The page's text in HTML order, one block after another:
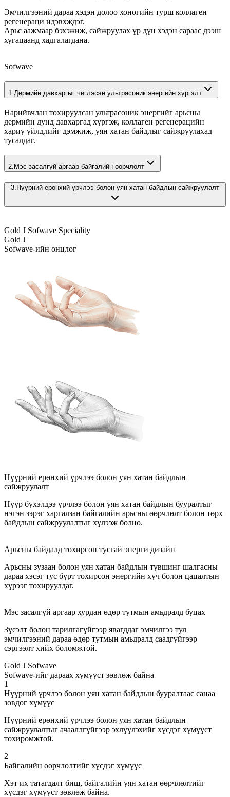
Эмчилгээний дараа хэдэн долоо хоногийн турш коллаген
регенераци идэвхждэг.
Арьс аажмаар бэхэжиж, сайжруулах үр дүн хэдэн сараас дээш
хугацаанд хадгалагдана.
Sofwave
1.Дермийн давхаргыг чиглэсэн ультрасоник энергийн хүргэлт
Нарийвчлан тохируулсан ультрасоник энергийг арьсны
дермийн дунд давхаргад хүргэж, коллаген регенерацийн
хариу үйлдлийг дэмжиж, уян хатан байдлыг сайжруулахад
тусалдаг.
2. Мэс засалгүй аргаар байгалийн өөрчлөлт
3. Нүүрний ерөнхий үрчлээ болон уян хатан байдлын сайжруулалт
Gold J Sofwave Speciality
Gold J
Sofwave-ийн онцлог
Нүүрний ерөнхий үрчлээ болон уян хатан байдлын
сайжруулалт
Нүүр бүхэлдээ үрчлээ болон уян хатан байдлын бууралтыг
нэгэн зэрэг харгалзан байгалийн арьсны өөрчлөлт болон төрх
байдлын сайжруулалтыг хүлээж болно.
Арьсны байдалд тохирсон тусгай энерги дизайн
Арьсны зузаан болон уян хатан байдлын түвшинг шалгасны
дараа хэсэг тус бүрт тохирсон энергийн хүч болон цацалтын
хүрээг тохируулдаг.
Мэс засалгүй аргаар хурдан өдөр тутмын амьдралд буцах
Зүсэлт болон тарилгагүйгээр явагддаг эмчилгээ тул
эмчилгээний дараа өдөр тутмын амьдралд саадгүйгээр
сэргээлт хийх боломжтой.
Gold J Sofwave
Sofwave-ийг дараах хүмүүст зөвлөж байна
1
Нүүрний үрчлээ болон уян хатан байдлын бууралтаас санаа
зовдог хүмүүс
Нүүрний ерөнхий үрчлээ болон уян хатан байдлын
сайжруулалтыг ачааллгүйгээр эхлүүлэхийг хүсдэг хүмүүст
тохиромжтой.
2
Байгалийн өөрчлөлтийг хүсдэг хүмүүс
Хэт их татагдалт биш, байгалийн уян хатан өөрчлөлтийг
хүсдэг хүмүүст зөвлөж байна.